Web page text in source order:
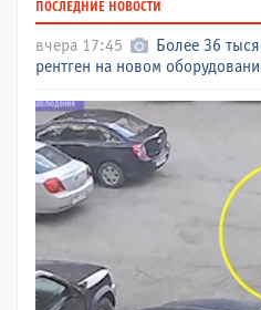
ПОСЛЕДНИЕ НОВОСТИ
вчера 17:45
Более 36
рентген на новом